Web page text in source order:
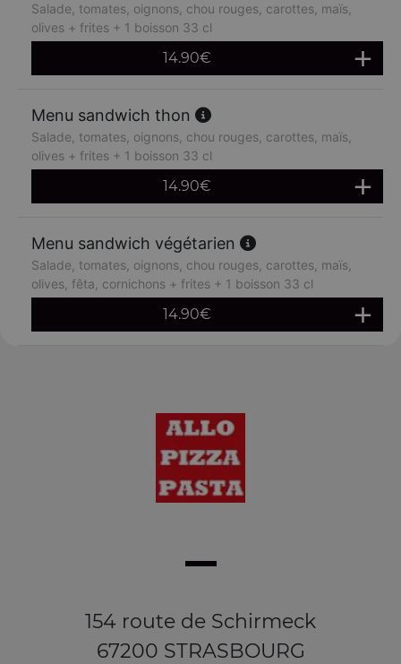
Salade, tomates, oignons, chou rouges, carottes, maïs,
olives + frites + 1 boisson 33 cl
14.90€
Menu sandwich thon
Salade, tomates, oignons, chou rouges, carottes, maïs,
olives + frites + 1 boisson 33 cl
14.90€
Menu sandwich végétarien
Salade, tomates, oignons, chou rouges, carottes, maïs,
olives, fêta, cornichons + frites + 1 boisson 33 cl
14.90€
154 route de Schirmeck
67200 STRASBOURG